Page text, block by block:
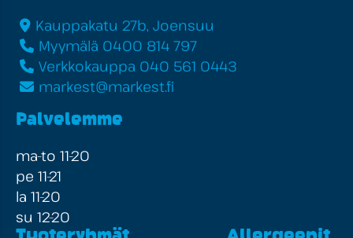
Kauppakatu 27b, Joensuu
Myymälä 0400 814 797
Verkkokauppa 040 561 0443
markest@markest.fi
Palvelemme
ma-to 11-20
pe 11-21
la 11-20
su 12-20